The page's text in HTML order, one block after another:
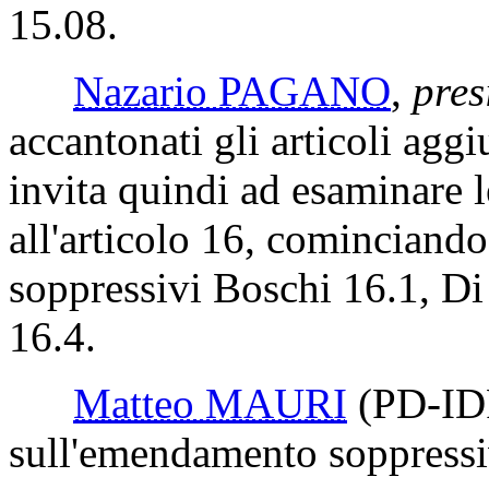
15.08.
Nazario PAGANO,
accantonati gli articoli
invita quindi ad esaminare
all'articolo 16,
soppressivi Boschi 16.1,
16.4.
Matteo MAURI (PD-
sull'emendamento